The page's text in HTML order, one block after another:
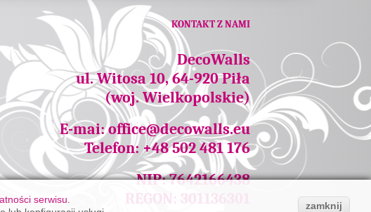
KONTAKT Z NAMI
DecoWalls
ul. Witosa 10, 64-920 Piła
(woj. Wielkopolskie)
E-mai:office@decowalls.eu
Telefon: +48 502 481 176
NIP: 7642166438
REGON: 301136301
serwisu
zamknij